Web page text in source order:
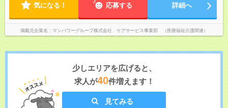
気になる！ 応募する 詳細へ
掲載元企業名 マンパワーグループ株式会社 ケアサービス事業部 （医療福祉介護関連）
少しエリアを広げると、
求人が40件増えます！
見てみる